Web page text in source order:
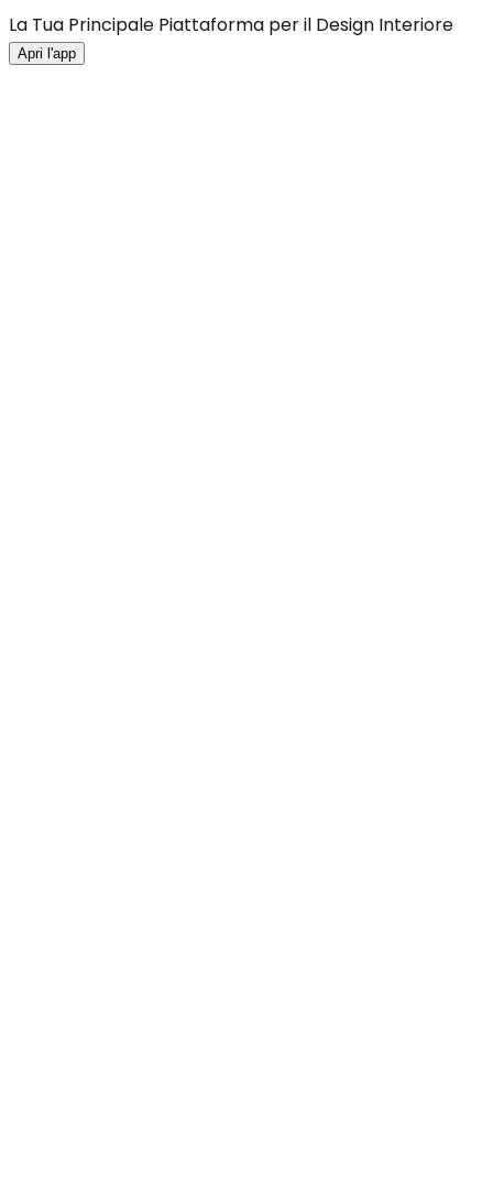
La Tua Principale Piattaforma per il Design Interiore
Apri l'app